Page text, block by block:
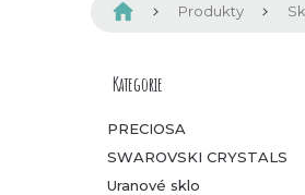
Domů Produkty
P
o
s
Přeskočit
Kategorie
PRECIOSA
SWAROVSKI CRYSTALS
Uranové sklo